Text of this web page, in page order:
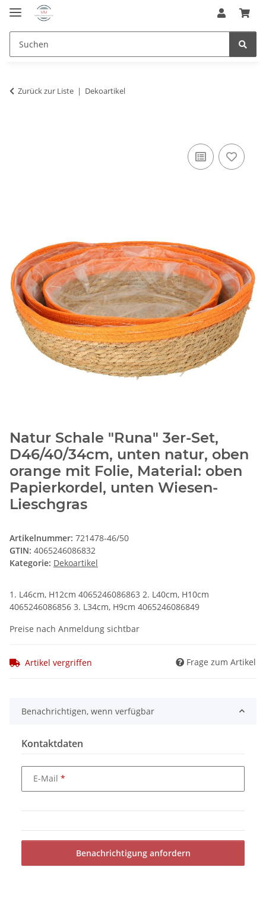
Zurück zur Liste Dekoartikel
Natur Schale "Runa" 3er-Set,
D46/40/34cm, unten natur, oben
orange mit Folie, Material: oben
Papierkordel, unten Wiesen-
Lieschgras
Artikelnummer: 721478-46/50
GTIN: 4065246086832
Kategorie: Dekoartikel
1. L46cm, H12cm 4065246086863 2. L40cm, H10cm
4065246086856 3. L34cm, H9cm 4065246086849
Preise nach Anmeldung sichtbar
Artikel vergriffen Frage zum Artikel
Benachrichtigen, wenn verfügbar
Kontaktdaten
E-Mail
Benachrichtigung anfordern